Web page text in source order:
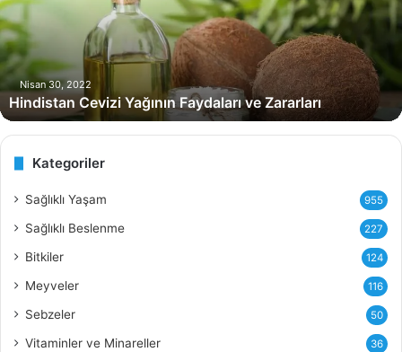
i
s
t
a
e
Nisan 30, 2022
Hindistan Cevizi Yağının Faydaları ve Zararları
Kategoriler
Sağlıklı Yaşam 955
Sağlıklı Beslenme 227
Bitkiler 124
Meyveler 116
Sebzeler 50
Vitaminler ve Minareller 36